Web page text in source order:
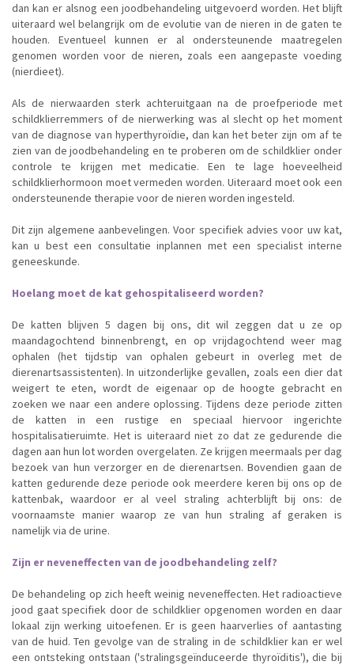
dan kan er alsnog een joodbehandeling uitgevoerd worden. Het blijft
uiteraard wel belangrijk om de evolutie van de nieren in de gaten te
houden. Eventueel kunnen er al ondersteunende maatregelen
genomen worden voor de nieren, zoals een aangepaste voeding
(nierdieet).
Als de nierwaarden sterk achteruitgaan na de proefperiode met
schildklierremmers of de nierwerking was al slecht op het moment
van de diagnose van hyperthyroïdie, dan kan het beter zijn om af te
zien van de joodbehandeling en te proberen om de schildklier onder
controle te krijgen met medicatie. Een te lage hoeveelheid
schildklierhormoon moet vermeden worden. Uiteraard moet ook een
ondersteunende therapie voor de nieren worden ingesteld.
Dit zijn algemene aanbevelingen. Voor specifiek advies voor uw kat,
kan u best een consultatie inplannen met een specialist interne
geneeskunde.
Hoelang moet de kat gehospitaliseerd worden?
De katten blijven 5 dagen bij ons, dit wil zeggen dat u ze op
maandagochtend binnenbrengt, en op vrijdagochtend weer mag
ophalen (het tijdstip van ophalen gebeurt in overleg met de
dierenartsassistenten). In uitzonderlijke gevallen, zoals een dier dat
weigert te eten, wordt de eigenaar op de hoogte gebracht en
zoeken we naar een andere oplossing. Tijdens deze periode zitten
de katten in een rustige en speciaal hiervoor ingerichte
hospitalisatieruimte. Het is uiteraard niet zo dat ze gedurende die
dagen aan hun lot worden overgelaten. Ze krijgen meermaals per dag
bezoek van hun verzorger en de dierenartsen. Bovendien gaan de
katten gedurende deze periode ook meerdere keren bij ons op de
kattenbak, waardoor er al veel straling achterblijft bij ons: de
voornaamste manier waarop ze van hun straling af geraken is
namelijk via de urine.
Zijn er neveneffecten van de joodbehandeling zelf?
De behandeling op zich heeft weinig neveneffecten. Het radioactieve
jood gaat specifiek door de schildklier opgenomen worden en daar
lokaal zijn werking uitoefenen. Er is geen haarverlies of aantasting
van de huid. Ten gevolge van de straling in de schildklier kan er wel
een ontsteking ontstaan ('stralingsgeïnduceerde thyroïditis'), die bij